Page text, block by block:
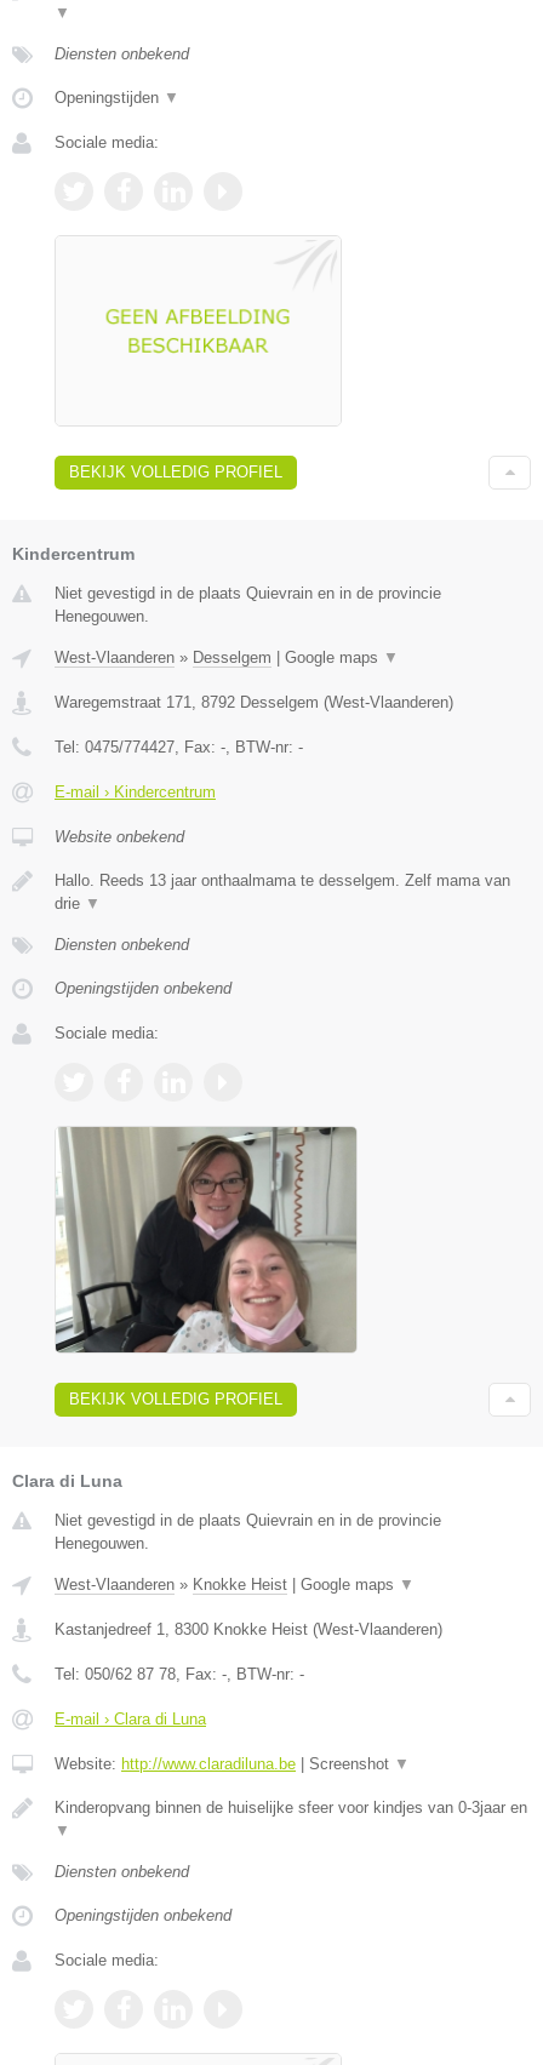
▼
Diensten onbekend
Openingstijden ▼
Sociale media:
BEKIJK VOLLEDIG PROFIEL
Kindercentrum
Niet gevestigd in de plaats Quievrain en in de provincie
Henegouwen.
West-Vlaanderen » Desselgem Google maps ▼
Waregemstraat 171, 8792 Desselgem (West-Vlaanderen)
Tel: 0475/774427, Fax: -, BTW-nr: -
E-mail › Kindercentrum
Website onbekend
Hallo. Reeds 13 jaar onthaalmama te desselgem. Zelf mama van
drie ▼
Diensten onbekend
Openingstijden onbekend
Sociale media:
BEKIJK VOLLEDIG PROFIEL
Clara di Luna
Niet gevestigd in de plaats Quievrain en in de provincie
Henegouwen.
West-Vlaanderen » Knokke Heist Google maps ▼
Kastanjedreef 1 8300 Knokke Heist (West-Vlaanderen)
Tel: 050/62 87 78 , Fax: - , BTW-nr: -
E-mail › Clara di Luna
Website: http://www.claradiluna.be Screenshot ▼
Kinderopvang binnen de huiselijke sfeer voor kindjes van 0-3jaar en
▼
Diensten onbekend
Openingstijden onbekend
Sociale media: